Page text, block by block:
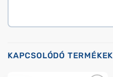
KAPCSOLÓDÓ TERMÉKEK